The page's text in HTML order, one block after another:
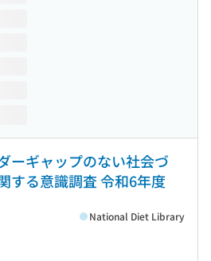
ーギャップのない社会づ
する意識調査 令和6年度
National Diet Library